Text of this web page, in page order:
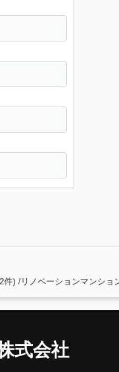
件) リノベーションマンショ
式会社